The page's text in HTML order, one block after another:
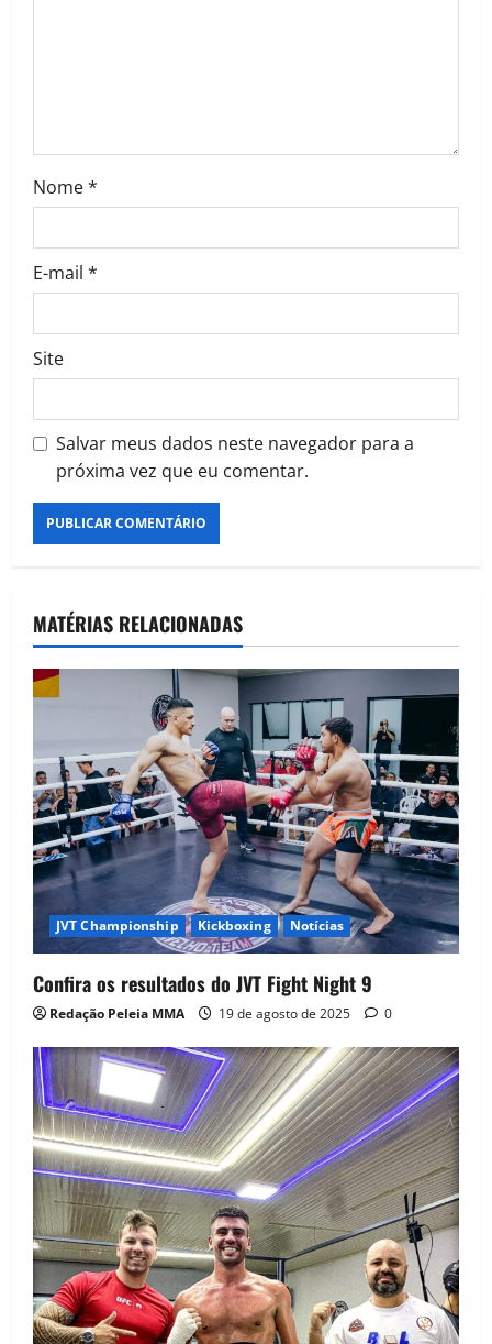
Nome*
E-mail *
Site
Salvar meus dados neste navegador para a
próxima vez que eu comentar.
MATÉRIAS RELACIONADAS
JVT Championship Kickboxing Notícias
Confira os resultados do JVT Fight Night 9
Redação Peleia MMA 19 de agosto de 2025 0